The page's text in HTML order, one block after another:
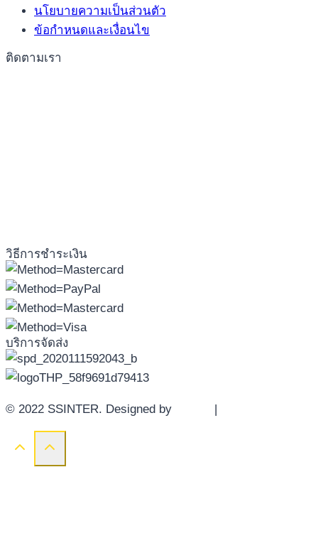
นโยบายความเป็นส่วนตัว
ข้อกำหนดและเงื่อนไข
ติดตามเรา
วิธีการชำระเงิน
บริการจัดส่ง
© 2022 SSINTER. Designed by